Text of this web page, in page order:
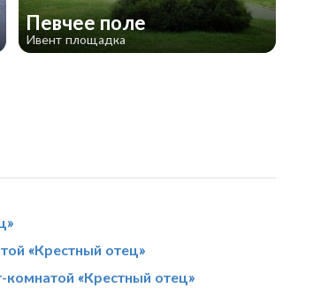
Певчее поле
Ивент площадка
«Крестный отец»
«Крестный отец»